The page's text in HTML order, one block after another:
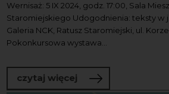
Wernisaż: 5 IX 2024, godz. 17:00, Sala
Staromiejskiego Udogodnienia: teksty w
Galeria NCK, Ratusz Staromiejski, ul.
Pokonkursowa wystawa...
czytaj więcej o Wystawa